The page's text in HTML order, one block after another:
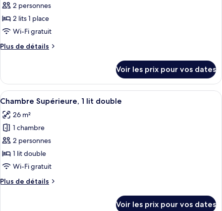
2 personnes
2 lits 1 place
Wi-Fi gratuit
Plus de détails
Plus
le
type
de
Chambre
avec
jumeaux,
2
lits
une
place
Voir les prix pour vos dates
Afficher
toutes
les
photos
pour
ce
type
chambre :
Une chambre d’hôtel comprenant
2
Chambre Supérieure, 1 lit double
26 m²
1 chambre
2 personnes
1 lit double
Wi-Fi gratuit
Plus de détails
Plus
Voir les prix pour vos dates